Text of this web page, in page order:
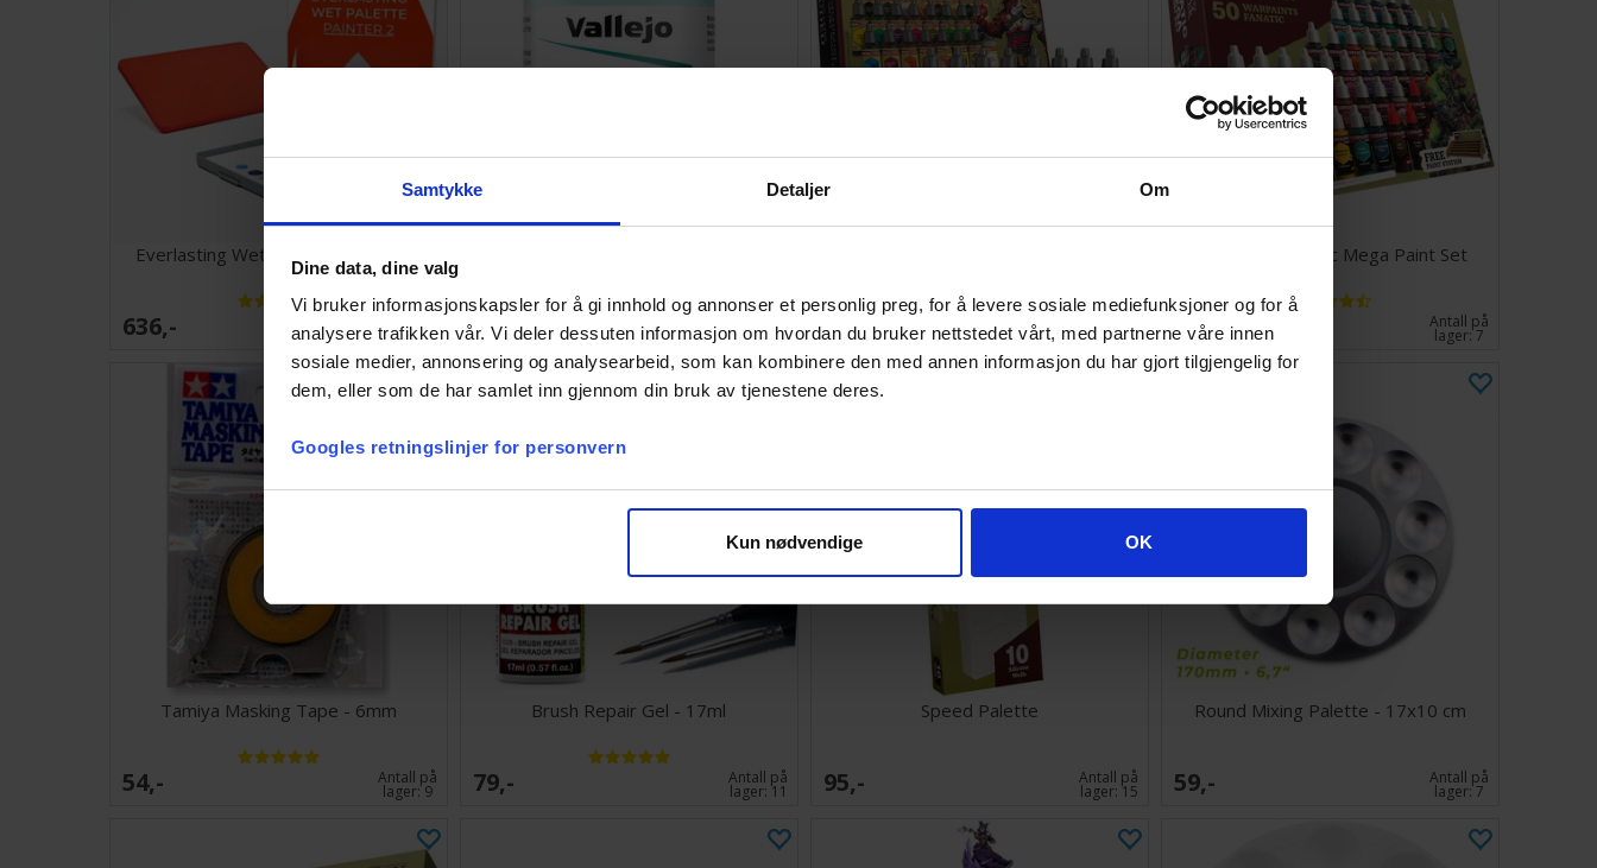
Samtykke Detaljer Om
Dine data, dine valg
Vi bruker informasjonskapsler for å gi innhold og annonser et personlig preg, for å levere sosiale mediefunksjoner og for å
analysere trafikken vår. Vi deler dessuten informasjon om hvordan du bruker nettstedet vårt, med partnerne våre innen
sosiale medier, annonsering og analysearbeid, som kan kombinere den med annen informasjon du har gjort tilgjengelig for
dem, eller som de har samlet inn gjennom din bruk av tjenestene deres.
Googles retningslinjer for personvern
Kun nødvendige OK
Everlasting Wet Palette Painter v2
636,- lager:8 79,- lager:20+ 1 099,- lager:20+
Warpaints Fanatic Mega Paint Set
1 840,- Antall på
lager:7
Tamiya Masking Tape - 6mm
54,- Antall på
lager:9
Brush Repair Gel - 17ml
79,- Antall på
lager: 11
Speed Palette
95,- Antall på
lager: 15
Round Mixing Palette - 17x10 cm
59,- Antall på
lager:7